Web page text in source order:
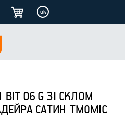
uk
06 G ЗІ СКЛОМ
САТИН ТМОМІС